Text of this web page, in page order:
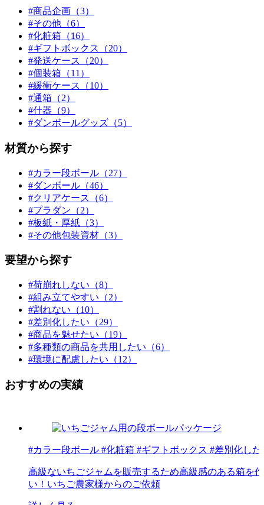
#商品企画（3）
#その他（6）
#化粧箱（16）
#ギフトボックス（20）
#発送ケース（20）
#個装箱（11）
#緩衝ケース（10）
#通箱（2）
#什器（9）
#ダンボールグッズ（5）
材質から探す
#カラー段ボール（27）
#ダンボール（46）
#クリアケース（6）
#プラダン（2）
#板紙・厚紙（3）
#その他包装資材（3）
要望から探す
#荷崩れしない（8）
#組み立てやすい（2）
#割れない（10）
#差別化したい（29）
#商品を魅せたい（19）
#多種類の商品を共用したい（6）
#環境に配慮したい（12）
おすすめの実績
#カラー段ボール #化粧箱 #ギフトボックス #差別化した
高級ないちごジャムを販売するため高級感のある箱を
い！いちご農家様からのご依頼